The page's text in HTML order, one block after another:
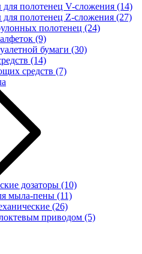
полотенец V-сложения (14)
полотенец Z-сложения (27)
полотенец (24)
(9)
бумаги (30)
(14)
средств (7)
дозаторы (10)
мыла-пены (11)
(26)
приводом (5)